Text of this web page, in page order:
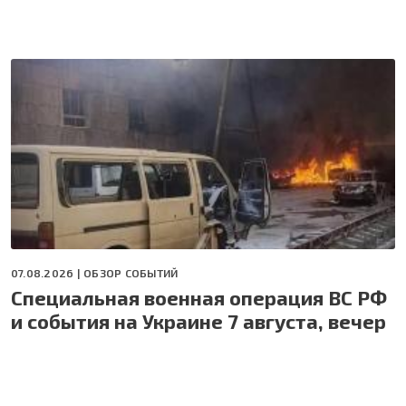
07.08.2026 | ОБЗОР СОБЫТИЙ
Специальная военная операция ВС РФ
и события на Украине 7 августа, вечер